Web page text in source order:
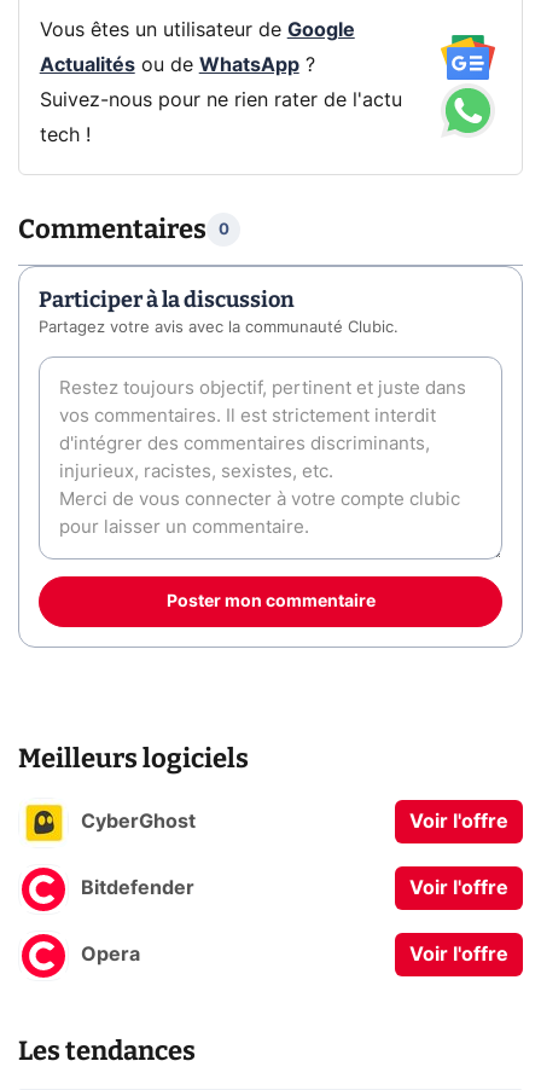
Vous êtes un utilisateur de Google
Actualitésou de WhatsApp?
Suivez-nous pour ne rien rater de l'actu
tech !
Commentaires 0
Participer à la discussion
Partagez votre avis avec la communauté Clubic.
Poster mon commentaire
Meilleurs logiciels
CyberGhost Voir l'offre
Bitdefender Voir l'offre
Opera Voir l'offre
Les tendances